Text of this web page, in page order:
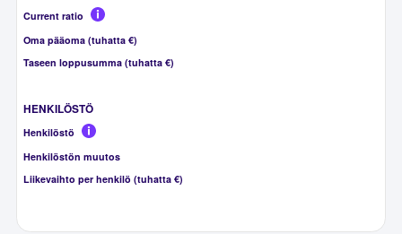
Current ratio
Oma pääoma (tuhatta €)
Taseen loppusumma (tuhatta €)
HENKILÖSTÖ
Henkilöstö
Henkilöstön muutos
Liikevaihto per henkilö (tuhatta €)